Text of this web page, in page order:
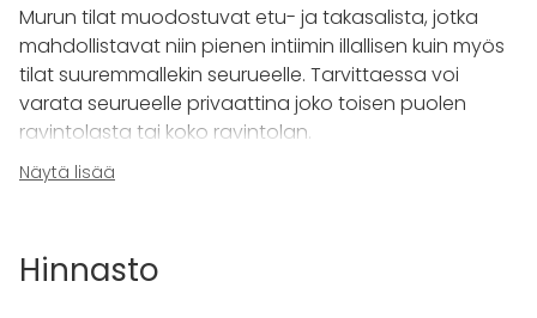
Murun tilat muodostuvat etu- ja takasalista, jotka
mahdollistavat niin pienen intiimin illallisen kuin myös
tilat suuremmallekin seurueelle. Tarvittaessa voi
varata seurueelle privaattina joko toisen puolen
ravintolasta tai koko ravintolan.
Muru on mahdollista varata yksityistilaisuuksiin myös
Ota rohkeasti yhteyttä niin kerromme lisää.
Näytä lisää
Hinnasto